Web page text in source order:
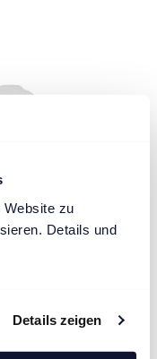
zu
Details und
Details zeigen